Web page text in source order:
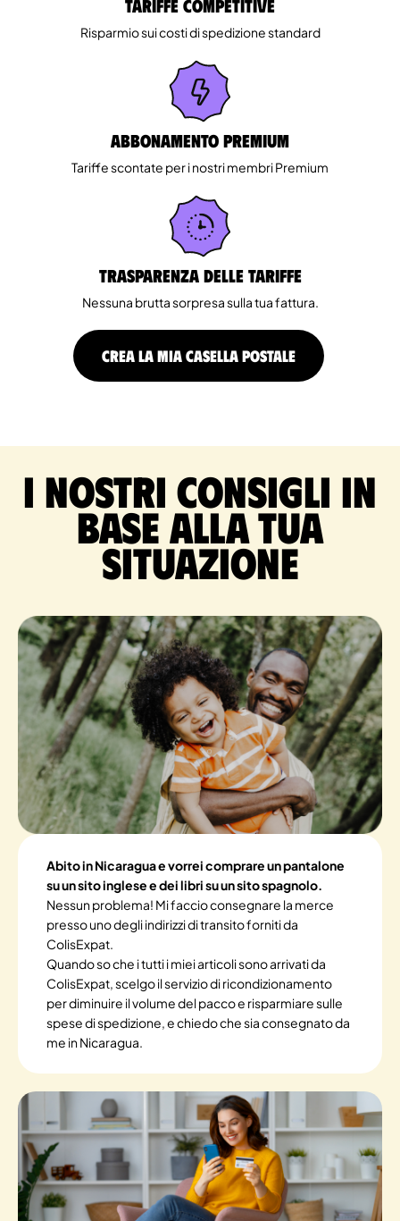
Tariffe competitive
Risparmio sui costi di spedizione standard
Abbonamento Premium
Tariffe scontate per i nostri membri Premium
Trasparenza delle tariffe
Nessuna brutta sorpresa sulla tua fattura.
CREA LA MIA CASELLA POSTALE
I nostri consigli in
base alla tua
situazione
Abito in Nicaragua e vorrei comprare un pantalone
su un sito inglese e dei libri su un sito spagnolo.
Nessun problema! Mi faccio consegnare la merce
presso uno degli indirizzi di transito forniti da
ColisExpat.
Quando so che i tutti i miei articoli sono arrivati da
ColisExpat, scelgo il servizio di ricondizionamento
per diminuire il volume del pacco e risparmiare sulle
spese di spedizione, e chiedo che sia consegnato da
me in Nicaragua.